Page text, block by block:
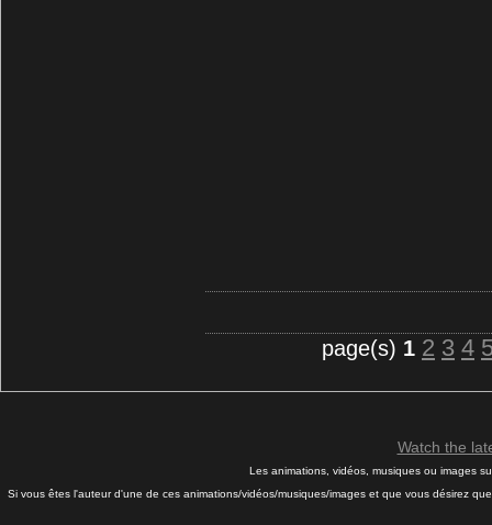
page(s) 1 2 3 4
Watch the
Les animations, vidéos, musiques ou images
Si vous êtes l'auteur d'une de ces animations/vidéos/musiques/images et que vous désirez